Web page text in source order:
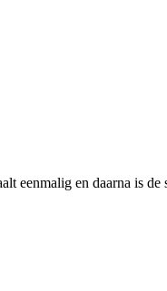
eenmalig en daarna is